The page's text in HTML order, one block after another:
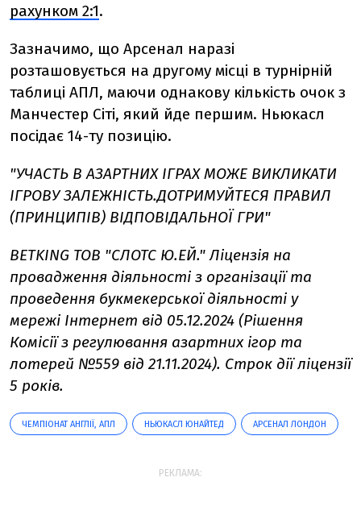
рахунком 2:1.
Зазначимо, що Арсенал наразі
розташовується на другому місці в турнірній
таблиці АПЛ, маючи однакову кількість очок з
Манчестер Сіті, який йде першим. Ньюкасл
посідає 14-ту позицію.
"УЧАСТЬ В АЗАРТНИХ ІГРАХ МОЖЕ ВИКЛИКАТИ
ІГРОВУ ЗАЛЕЖНІСТЬ.ДОТРИМУЙТЕСЯ ПРАВИЛ
(ПРИНЦИПІВ) ВІДПОВІДАЛЬНОЇ ГРИ"
BETKING ТОВ "СЛОТС Ю.ЕЙ." Ліцензія на
провадження діяльності з організації та
проведення букмекерської діяльності у
мережі Інтернет від 05.12.2024 (Рішення
Комісії з регулювання азартних ігор та
лотерей №559 від 21.11.2024). Строк дії ліцензії
5 років.
ЧЕМПІОНАТ АНГЛІЇ, АПЛ НЬЮКАСЛ ЮНАЙТЕД АРСЕНАЛ ЛОНДОН
РЕКЛАМА: